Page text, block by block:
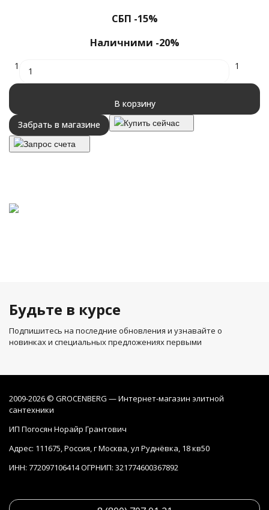
СБП -15%
Наличними -20%
1 1
В корзину
Забрать в магазине
Купить сейчас
Запрос счета
Будьте в курсе
Подпишитесь на последние обновления и узнавайте о
новинках и специальных предложениях первыми
2009-2026 © GROCENBERG — Интернет-магазин элитной
сантехники
ИП Погосян Норайр Грантович
Адрес: 111675, Россия, г Москва, ул Руднёвка, 18 кв50
ИНН: 772097106414 ОГРНИП: 321774600367892